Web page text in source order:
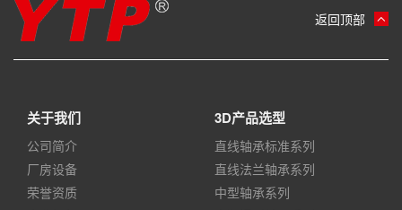
返回顶部
关于我们
公司简介
厂房设备
荣誉资质
3D产品选型
直线轴承标准系列
直线法兰轴承系列
中型轴承系列